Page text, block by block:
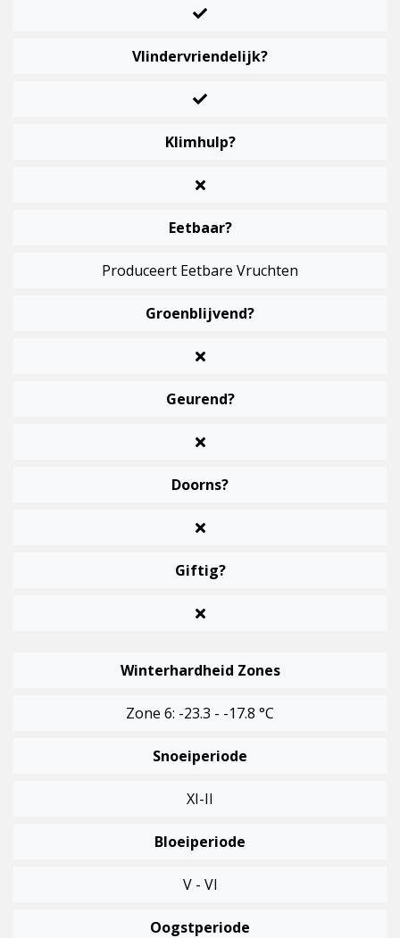
Vlindervriendelijk?
Klimhulp?
Eetbaar?
Produceert Eetbare Vruchten
Groenblijvend?
Geurend?
Doorns?
Giftig?
Winterhardheid Zones
Zone 6: -23.3 - -17.8 °C
Snoeiperiode
XI-II
Bloeiperiode
V - VI
Oogstperiode